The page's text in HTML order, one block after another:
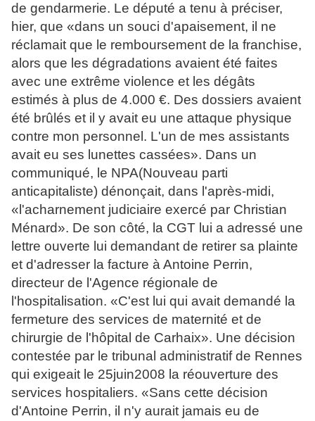
de gendarmerie. Le député a tenu à préciser,
hier, que «dans un souci d'apaisement, il ne
réclamait que le remboursement de la franchise,
alors que les dégradations avaient été faites
avec une extrême violence et les dégâts
estimés à plus de 4.000 €. Des dossiers avaient
été brûlés et il y avait eu une attaque physique
contre mon personnel. L'un de mes assistants
avait eu ses lunettes cassées». Dans un
communiqué, le NPA(Nouveau parti
anticapitaliste) dénonçait, dans l'après-midi,
«l'acharnement judiciaire exercé par Christian
Ménard». De son côté, la CGT lui a adressé une
lettre ouverte lui demandant de retirer sa plainte
et d'adresser la facture à Antoine Perrin,
directeur de l'Agence régionale de
l'hospitalisation. «C'est lui qui avait demandé la
fermeture des services de maternité et de
chirurgie de l'hôpital de Carhaix». Une décision
contestée par le tribunal administratif de Rennes
qui exigeait le 25juin2008 la réouverture des
services hospitaliers. «Sans cette décision
d'Antoine Perrin, il n'y aurait jamais eu de